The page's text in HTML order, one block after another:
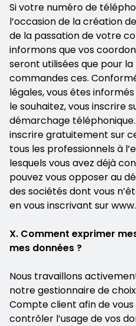
Si votre numéro de
l’occasion de la création
de la passation de votre
informons que vos
seront utilisées que pour
commandes ces.
légales, vous êtes
le souhaitez, vous inscrire
démarchage
inscrire gratuitement sur
tous les professionnels à
lesquels vous avez déjà
pouvez vous opposer au
des sociétés dont vous
en vous inscrivant sur
X. Comment exprimer
mes données ?
Nous travaillons
notre gestionnaire de
Compte client afin de
contrôler l’usage de vos